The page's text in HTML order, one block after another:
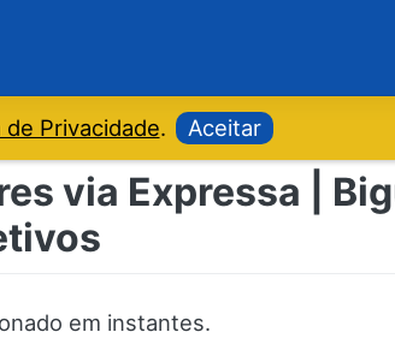
de Privacidade. Aceitar
via Expressa |
em instantes.